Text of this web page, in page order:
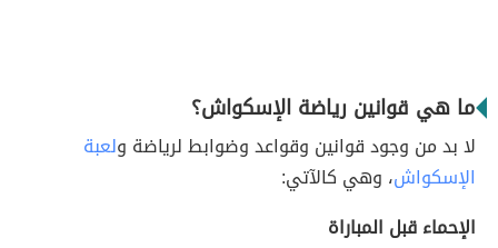
ما هي قوانين رياضة الإسكواش؟
لا بد من وجود قوانين وقواعد وضوابط لرياضة ولعبة
الإسكواش، وهي كالآتي:
الإحماء قبل المباراة